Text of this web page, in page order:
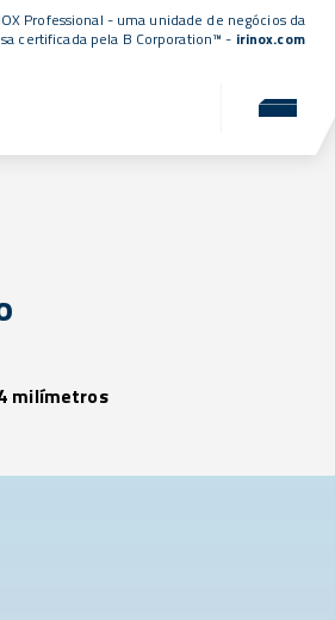
Professional - uma unidade de negócios da
certificada pela B Corporation™ - irinox.com
milímetros